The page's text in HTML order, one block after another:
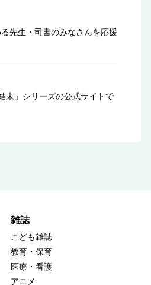
先生・司書のみなさんを応援
」シリーズの公式サイトで
雑誌
こども雑誌
教育・保育
医療・看護
アニメ